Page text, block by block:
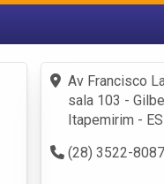
Fazer login
Criar conta
Av Francisco
sala 103 -
Itapemirim - ES
(28) 3522-8087